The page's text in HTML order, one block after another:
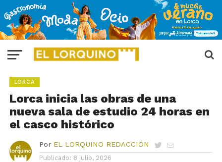
LORCA
Lorca inicia las obras de una
nueva sala de estudio 24 horas en
el casco histórico
Por EL LORQUINO REDACCIÓN
Publicado: 8 julio, 2026